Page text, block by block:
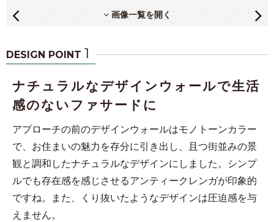
画像一覧を開く
DESIGN POINT 1
ナチュラルなデザインウォールで生活
感のないファサードに
アプローチの前のデザインウォールはモノトーンカラー
で、お住まいの魅力を存分に引き出し、且つ街並みの景
観と調和したナチュラルなデザインにしました。シンプ
ルでも存在感を感じさせるアンティークレンガが印象的
ですね。また、くり抜いたようなデザインは圧迫感を与
えません。